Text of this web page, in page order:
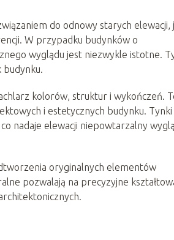
do odnowy starych elewacji,
W przypadku budynków o
wyglądu jest niezwykle istotne.
budynku.
kolorów, struktur i wykończeń.
i estetycznych budynku. Tynki
nadaje elewacji niepowtarzalny
oryginalnych elementów
pozwalają na precyzyjne